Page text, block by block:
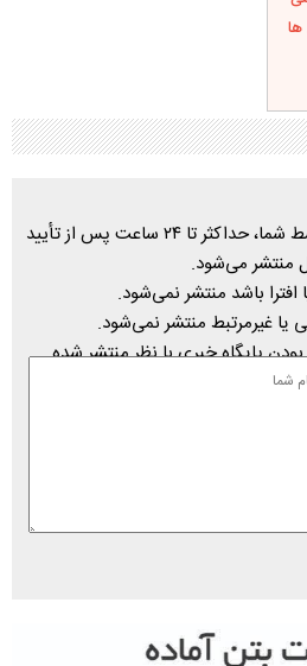
* دیدگاه‌های ارسال شده توسط شما، حداکثر تا ۲۴ ساعت پس از تأیید
منتشر می‌شود.
باشد منتشر نمی‌شود.
یا غیرمرتبط منتشر نمی‌شود.
پایگاه خبری با نظر منتشر شده